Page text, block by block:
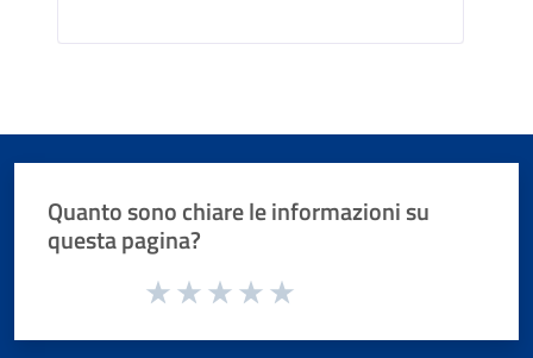
Quanto sono chiare le informazioni su
questa pagina?
Valuta da 1 a 5 stelle la pagina